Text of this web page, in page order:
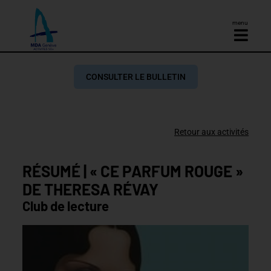
menu
CONSULTER LE BULLETIN
Retour aux activités
RÉSUMÉ | « CE PARFUM ROUGE »
DE THERESA RÉVAY
Club de lecture